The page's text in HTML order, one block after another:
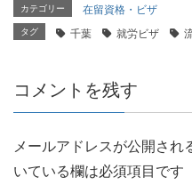
カテゴリー 在留資格・ビザ
タグ 千葉 就労ビザ
コメントを残す
メールアドレスが公開され
いている欄は必須項目です